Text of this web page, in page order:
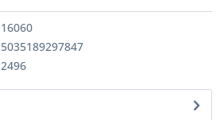
16060
5035189297847
2496